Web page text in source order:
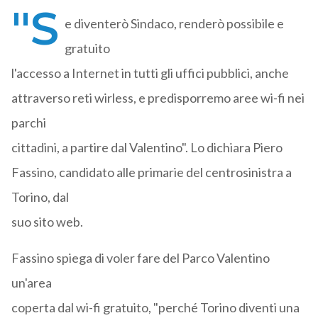
"S e diventerò Sindaco, renderò possibile e
gratuito
l'accesso a Internet in tutti gli uffici pubblici, anche
attraverso reti wirless, e predisporremo aree wi-fi nei
parchi
cittadini, a partire dal Valentino". Lo dichiara Piero
Fassino, candidato alle primarie del centrosinistra a
Torino, dal
suo sito web.
Fassino spiega di voler fare del Parco Valentino
un'area
coperta dal wi-fi gratuito, "perché Torino diventi una